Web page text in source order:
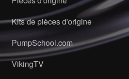
Kits de pièces d'origine
PumpSchool.com
VikingTV